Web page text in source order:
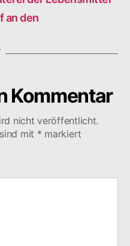
an den
Kommentar
nicht veröffentlicht.
mit * markiert